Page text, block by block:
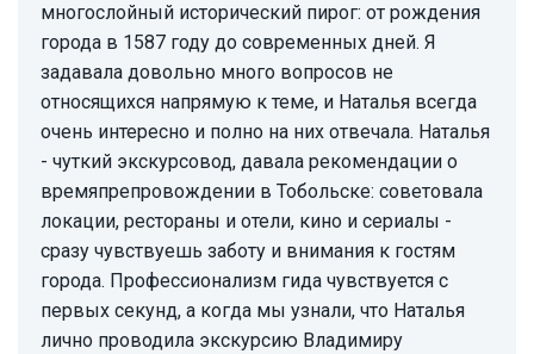
многослойный исторический пирог: от рождения
города в 1587 году до современных дней. Я
задавала довольно много вопросов не
относящихся напрямую к теме, и Наталья всегда
очень интересно и полно на них отвечала. Наталья
- чуткий экскурсовод, давала рекомендации о
времяпрепровождении в Тобольске: советовала
локации, рестораны и отели, кино и сериалы -
сразу чувствуешь заботу и внимания к гостям
города. Профессионализм гида чувствуется с
первых секунд, а когда мы узнали, что Наталья
лично проводила экскурсию Владимиру